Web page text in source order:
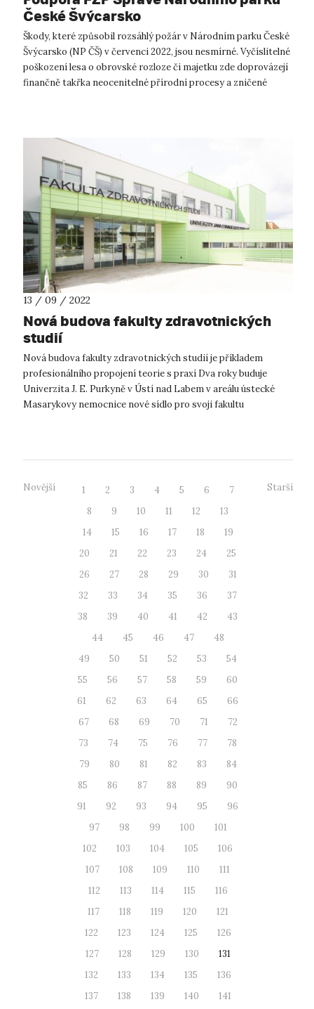
České Švýcarsko
Škody, které způsobil rozsáhlý požár v Národním parku České
Švýcarsko (NP ČŠ) v červenci 2022, jsou nesmírné. Vyčíslitelné
poškození lesa o obrovské rozloze či majetku zde doprovázejí
finančně takřka neocenitelné přírodní procesy a zničené
13 / 09 / 2022
Nová budova fakulty zdravotnických
studií
Nová budova fakulty zdravotnických studií je příkladem
profesionálního propojení teorie s praxí Dva roky buduje
Univerzita J. E. Purkyně v Ústí nad Labem v areálu ústecké
Masarykovy nemocnice nové sídlo pro svoji fakultu
Novější 1 2 3 4 5 6
7
8
9 10 11 12
13
14
15 16 17 18
19
20
21 22 23 24
25
26
27 28 29 30
31
32
33 34 35 36
37
38
39 40 41 42
43
44
45 46 47
48
49
50 51 52 53
54
55
56 57 58 59
60
61
62 63 64 65
66
67
68 69 70 71
72
73
74 75 76 77
78
79
80 81 82 83
84
85
86 87 88 89
90
91
92 93 94 95
96
97
98 99 100
101
102
103 104 105
106
107
108 109 110
111
112
113 114 115
116
117
118 119 120
121
122
123 124 125
126
127
128 129 130
131
132
133 134 135
136
137
138 139 140
141
Starší